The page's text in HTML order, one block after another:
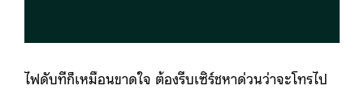
ไฟดับทีก็เหมือนขาดใจ ต้องรีบเซิร์ชหาด่วนว่าจะโทรไป